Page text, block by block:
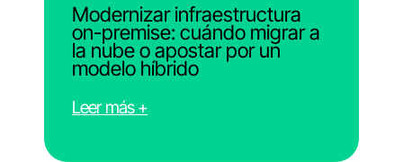
Modernizar infraestructura
on-premise: cuándo migrar a
la nube o apostar por un
modelo híbrido
Leer más +